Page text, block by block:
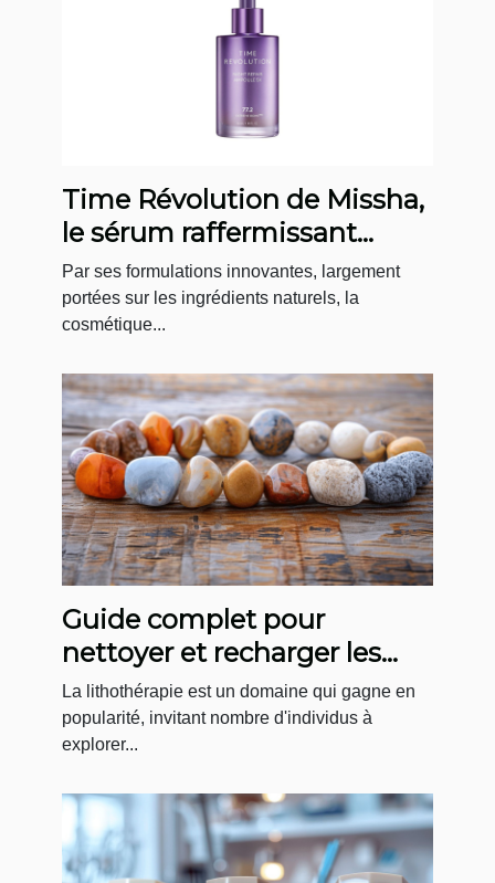
Time Révolution de Missha,
le sérum raffermissant
coréen par excellence
Par ses formulations innovantes, largement
portées sur les ingrédients naturels, la
cosmétique...
Guide complet pour
nettoyer et recharger les
pierres de bracelets
La lithothérapie est un domaine qui gagne en
popularité, invitant nombre d'individus à
explorer...